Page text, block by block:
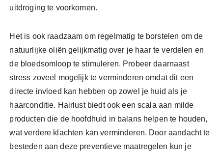
uitdroging te voorkomen.
Het is ook raadzaam om regelmatig te borstelen om de
natuurlijke oliën gelijkmatig over je haar te verdelen en
de bloedsomloop te stimuleren. Probeer daarnaast
stress zoveel mogelijk te verminderen omdat dit een
directe invloed kan hebben op zowel je huid als je
haarconditie. Hairlust biedt ook een scala aan milde
producten die de hoofdhuid in balans helpen te houden,
wat verdere klachten kan verminderen. Door aandacht te
besteden aan deze preventieve maatregelen kun je